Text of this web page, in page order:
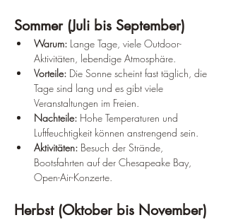
Sommer (Juli bis September)
Warum: Lange Tage, viele Outdoor-
Aktivitäten, lebendige Atmosphäre.
Vorteile: Die Sonne scheint fast täglich, die
Tage sind lang und es gibt viele
Veranstaltungen im Freien.
Nachteile: Hohe Temperaturen und
Luftfeuchtigkeit können anstrengend sein.
Aktivitäten: Besuch der Strände,
Bootsfahrten auf der Chesapeake Bay,
Open-Air-Konzerte.
Herbst (Oktober bis November)